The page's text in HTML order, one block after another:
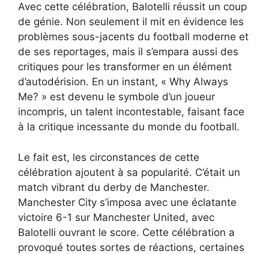
Avec cette célébration, Balotelli réussit un coup
de génie. Non seulement il mit en évidence les
problèmes sous-jacents du football moderne et
de ses reportages, mais il s’empara aussi des
critiques pour les transformer en un élément
d’autodérision. En un instant, « Why Always
Me? » est devenu le symbole d’un joueur
incompris, un talent incontestable, faisant face
à la critique incessante du monde du football.
Le fait est, les circonstances de cette
célébration ajoutent à sa popularité. C’était un
match vibrant du derby de Manchester.
Manchester City s’imposa avec une éclatante
victoire 6-1 sur Manchester United, avec
Balotelli ouvrant le score. Cette célébration a
provoqué toutes sortes de réactions, certaines